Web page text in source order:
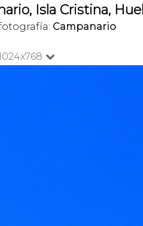
Isla Cristina,
Campanario
